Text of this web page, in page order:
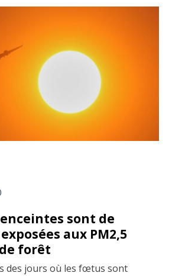
sont de
aux PM2,5
forêt
des jours où les fœtus sont